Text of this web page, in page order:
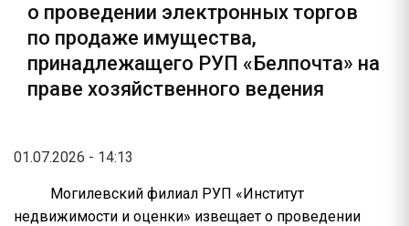
о проведении электронных торгов
по продаже имущества,
принадлежащего РУП «Белпочта» на
праве хозяйственного ведения
01.07.2026 - 14:13
Могилевский филиал РУП «Институт
недвижимости и оценки» извещает о проведении